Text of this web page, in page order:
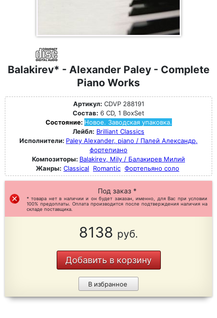
Balakirev* - Alexander Paley - Complete
Piano Works
Артикул: CDVP 288191
Состав: 6 CD, 1 BoxSet
Состояние: Новое. Заводская упаковка.
Лейбл: Brilliant Classics
Исполнители: Paley Alexander, piano / Палей Александр,
фортепиано
Композиторы: Balakirev, Mily / Балакирев Милий
Жанры: Classical Romantic Фортепьяно соло
Под заказ *
* товара нет в наличии и он будет заказан, именно, для Вас при условии
100% предоплаты. Оплата производится после подтверждения наличия на
складе поставщика.
8138 руб.
Добавить в корзину
В избранное